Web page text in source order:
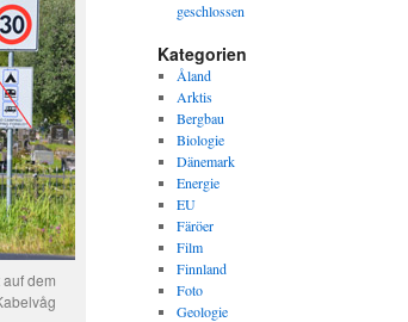
dem
geschlossen
Kategorien
Åland
Arktis
Bergbau
Biologie
Dänemark
Energie
EU
Färöer
Film
Finnland
Foto
Geologie